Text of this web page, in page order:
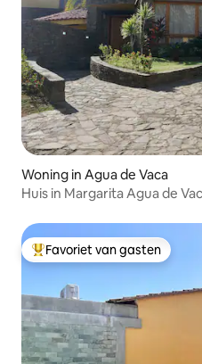
Woning in Agua de Vaca
Huis in Margarita Agua de
Topfavoriet van gasten
Favoriet van gasten